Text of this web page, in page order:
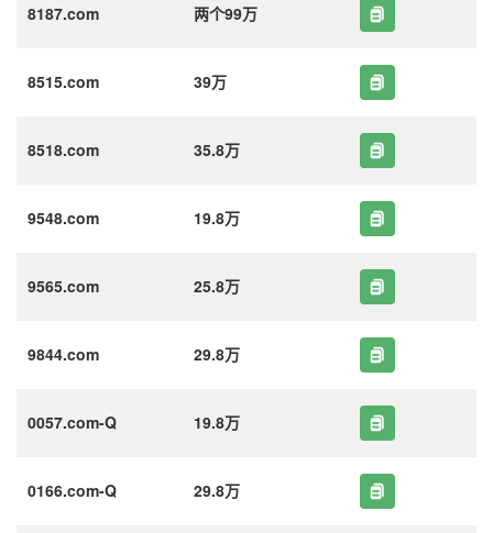
8187.com 两个99万
8515.com 39万
8518.com 35.8万
9548.com 19.8万
9565.com 25.8万
9844.com 29.8万
0057.com-Q 19.8万
0166.com-Q 29.8万